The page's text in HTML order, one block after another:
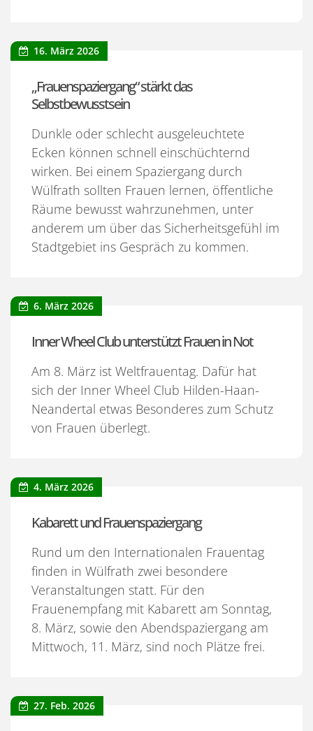
„Frauenspaziergang“ stärkt das
Selbstbewusstsein
16. März 2026
Dunkle oder schlecht ausgeleuchtete
Ecken können schnell einschüchternd
wirken. Bei einem Spaziergang durch
Wülfrath sollten Frauen lernen, öffentliche
Räume bewusst wahrzunehmen, unter
anderem um über das Sicherheitsgefühl im
Stadtgebiet ins Gespräch zu kommen.
Inner Wheel Club unterstützt Frauen in Not
6. März 2026
Am 8. März ist Weltfrauentag. Dafür hat
sich der Inner Wheel Club Hilden-Haan-
Neandertal etwas Besonderes zum Schutz
von Frauen überlegt.
Kabarett und Frauenspaziergang
4. März 2026
Rund um den Internationalen Frauentag
finden in Wülfrath zwei besondere
Veranstaltungen statt. Für den
Frauenempfang mit Kabarett am Sonntag,
8. März, sowie den Abendspaziergang am
Mittwoch, 11. März, sind noch Plätze frei.
27. Feb. 2026